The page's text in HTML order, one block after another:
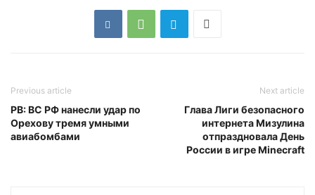
Previous article
РВ: ВС РФ нанесли удар по
Орехову тремя умными
авиабомбами
Next article
Глава Лиги безопасного
интернета Мизулина
отпраздновала День
России в игре Minecraft